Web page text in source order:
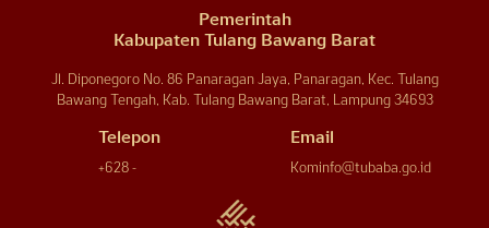
Pemerintah
Kabupaten Tulang Bawang Barat
Jl. Diponegoro No. 86 Panaragan Jaya, Panaragan, Kec. Tulang
Bawang Tengah, Kab. Tulang Bawang Barat, Lampung 34693
Telepon
+628 -
Email
Kominfo@tubaba.go.id